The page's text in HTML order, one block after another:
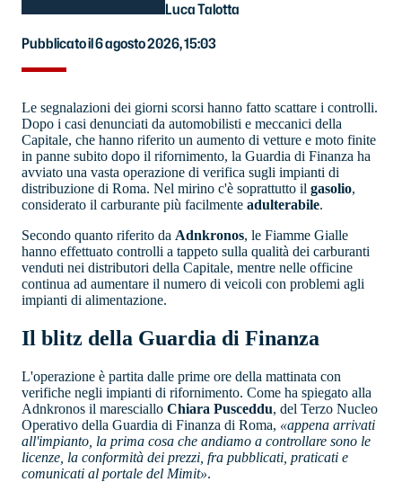
Luca Talotta
Pubblicato il 6 agosto 2026, 15:03
Le segnalazioni dei giorni scorsi hanno fatto scattare i controlli.
Dopo i casi denunciati da automobilisti e meccanici della
Capitale, che hanno riferito un aumento di vetture e moto finite
in panne subito dopo il rifornimento, la Guardia di Finanza ha
avviato una vasta operazione di verifica sugli impianti di
distribuzione di Roma. Nel mirino c'è soprattutto il gasolio,
considerato il carburante più facilmente adulterabile.
Secondo quanto riferito da Adnkronos, le Fiamme Gialle
hanno effettuato controlli a tappeto sulla qualità dei carburanti
venduti nei distributori della Capitale, mentre nelle officine
continua ad aumentare il numero di veicoli con problemi agli
impianti di alimentazione.
Il blitz della Guardia di Finanza
L'operazione è partita dalle prime ore della mattinata con
verifiche negli impianti di rifornimento. Come ha spiegato alla
Adnkronos il maresciallo Chiara Pusceddu, del Terzo Nucleo
Operativo della Guardia di Finanza di Roma, «appena arrivati
all'impianto, la prima cosa che andiamo a controllare sono le
licenze, la conformità dei prezzi, fra pubblicati, praticati e
comunicati al portale del Mimit».